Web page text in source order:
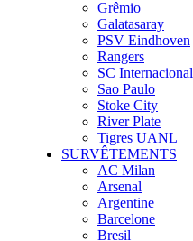
Grêmio
Galatasaray
PSV Eindhoven
Rangers
SC Internacional
Sao Paulo
Stoke City
River Plate
Tigres UANL
SURVÊTEMENTS
AC Milan
Arsenal
Argentine
Barcelone
Bresil